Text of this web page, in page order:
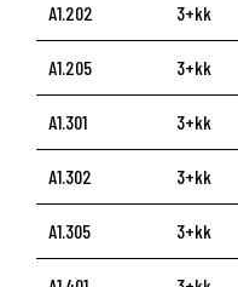
A1.202 3+kk
A1.205 3+kk
A1.301 3+kk
A1.302 3+kk
A1.305 3+kk